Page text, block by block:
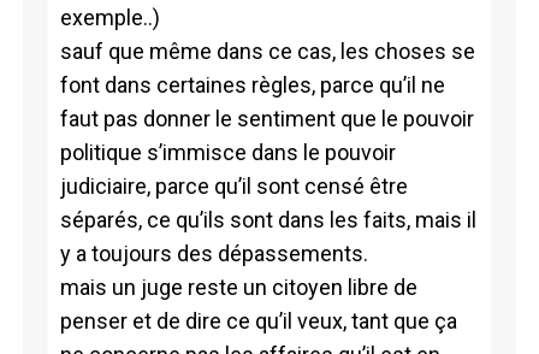
exemple..)
sauf que même dans ce cas, les choses se
font dans certaines règles, parce qu’il ne
faut pas donner le sentiment que le pouvoir
politique s’immisce dans le pouvoir
judiciaire, parce qu’il sont censé être
séparés, ce qu’ils sont dans les faits, mais il
y a toujours des dépassements.
mais un juge reste un citoyen libre de
penser et de dire ce qu’il veux, tant que ça